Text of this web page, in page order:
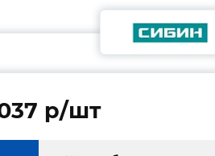
p/шт